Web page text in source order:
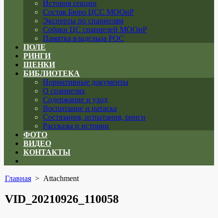
История секции
Состав Бюро ЦСС МООиР
Эксперты по спаниелям
Собаки ЦС спаниелей МООиР
Памятка владельца РОС
ПОЛЕ
РИНГИ
ЩЕНКИ
БИБЛИОТЕКА
Нормативные документы
О спаниелях
Содержание и уход
Воспитание и натаска
Состязания, испытания, ринги
Рассказы и истории
ФОТО
ВИДЕО
КОНТАКТЫ
menu
Главная> Attachment
VID_20210926_110058